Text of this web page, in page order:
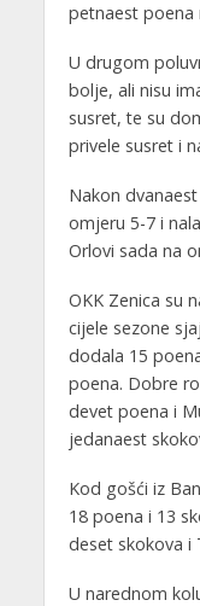
petnaest poena
U drugom
bolje, ali nisu
susret, te su
privele susret i
Nakon
omjeru 5-7 i
Orlovi sada na
OKK Zenica su
cijele sezone
dodala 15
poena. Dobre
devet poena i
jedanaest
Kod gošći iz
18 poena i 13
deset skokova i
U narednom